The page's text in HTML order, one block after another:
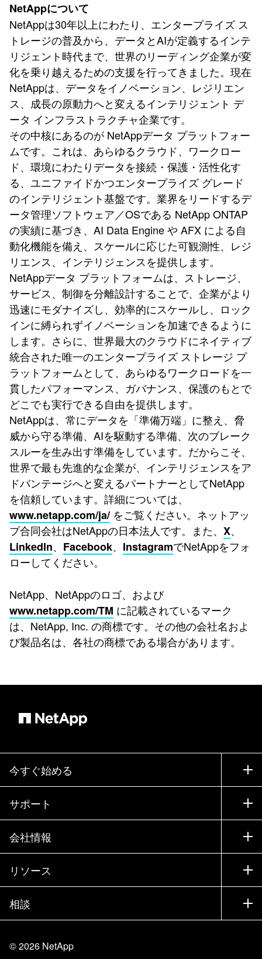
NetAppについて
NetAppは30年以上にわたり、エンタープライズ ス
トレージの普及から、データとAIが定義するインテ
リジェント時代まで、世界のリーディング企業が変
化を乗り越えるための支援を行ってきました。現在
NetAppは、データをイノベーション、レジリエン
ス、成長の原動力へと変えるインテリジェント デ
ータ インフラストラクチャ企業です。
その中核にあるのが NetAppデータ プラットフォー
ムです。これは、あらゆるクラウド、ワークロー
ド、環境にわたりデータを接続・保護・活性化す
る、ユニファイドかつエンタープライズ グレード
のインテリジェント基盤です。業界をリードするデ
ータ管理ソフトウェア／OSである NetApp ONTAP
の実績に基づき、AI Data Engine や AFX による自
動化機能を備え、スケールに応じた可観測性、レジ
リエンス、インテリジェンスを提供します。
NetAppデータ プラットフォームは、ストレージ、
サービス、制御を分離設計することで、企業がより
迅速にモダナイズし、効率的にスケールし、ロック
インに縛られずイノベーションを加速できるように
します。さらに、世界最大のクラウドにネイティブ
統合された唯一のエンタープライズ ストレージ プ
ラットフォームとして、あらゆるワークロードを一
貫したパフォーマンス、ガバナンス、保護のもとで
どこでも実行できる自由を提供します。
NetAppは、常にデータを「準備万端」に整え、脅
威から守る準備、AIを駆動する準備、次のブレーク
スルーを生み出す準備をしています。だからこそ、
世界で最も先進的な企業が、インテリジェンスをア
ドバンテージへと変えるパートナーとしてNetApp
を信頼しています。詳細については、
www.netapp.com/ja/をご覧ください。ネットアッ
プ合同会社はNetAppの日本法人です。また、 X、
LinkedIn、 Facebook、 InstagramでNetAppをフォ
ローしてください。
NetApp、NetAppのロゴ、および
www.netapp.com/TM に記載されているマーク
は、NetApp, Inc. の商標です。その他の会社名およ
び製品名は、各社の商標である場合があります。
今すぐ始める
購入方法
営業チームへのお問い合わせ
パートナーを検索
エグゼクティブ ブリーフィング
製品A-Z
サポート
サポート
トレーニング
ドキュメント
ナレッジ ベース
コミュニティ
知識の習得
会社情報
会社情報
パートナー
採用情報
Trust Center
リソース
ニュースルーム
イベント
ブログ
相談
当サイトに関するフィードバック
©2026 NetApp